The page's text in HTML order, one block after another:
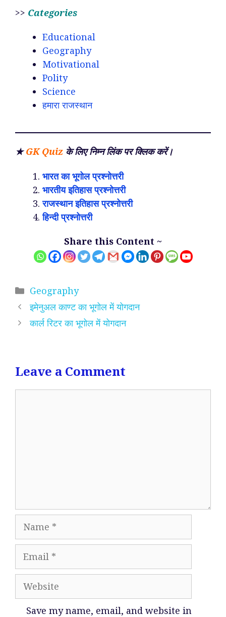
>> Categories
Educational
Geography
Motivational
Polity
Science
हमारा राजस्थान
★GK Quiz के लिए निम्न लिंक पर क्लिक करें।
भारत का भूगोल प्रश्नोत्तरी
भारतीय इतिहास प्रश्नोत्तरी
राजस्थान इतिहास प्रश्नोत्तरी
हिन्दी प्रश्नोत्तरी
Share this Content ~
Categories
Geography
इमेनुअल काण्ट का भूगोल में योगदान
कार्ल रिटर का भूगोल में योगदान
Leave a Comment
Name
Email
Website
Save my name, email, and website in